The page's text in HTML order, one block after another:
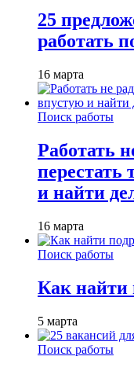
25
работать
16 марта
Поиск работы
Работать
перестать
и найти
16 марта
Поиск работы
Как найти
5 марта
Поиск работы